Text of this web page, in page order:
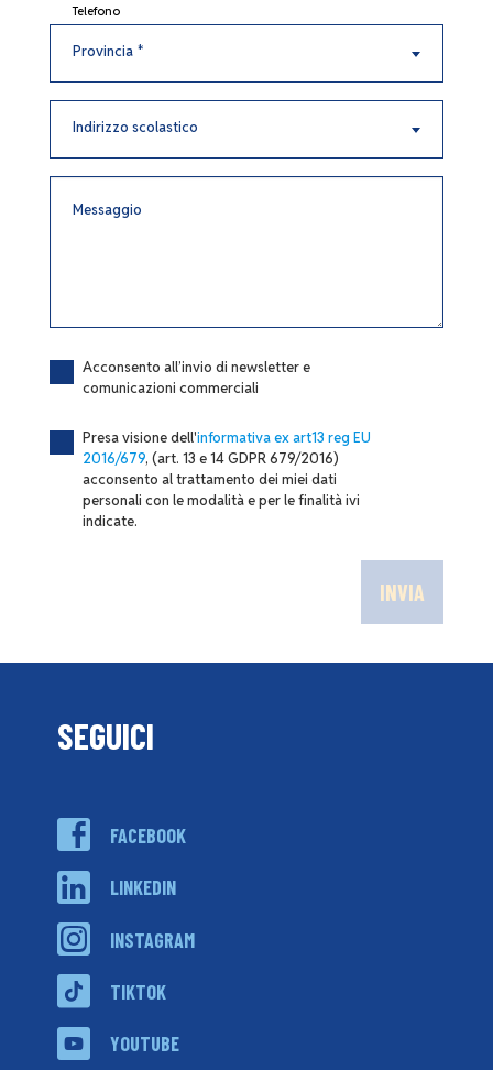
Telefono
Provincia *
Indirizzo scolastico
Marketing
Acconsento all’invio di newsletter e
comunicazioni commerciali
Consenso
Presa visione dell'informativa ex art13 reg EU
2016/679, (art. 13 e 14 GDPR 679/2016)
acconsento al trattamento dei miei dati
personali con le modalità e per le finalità ivi
indicate.
SEGUICI
FACEBOOK
LINKEDIN
INSTAGRAM
TIKTOK
YOUTUBE